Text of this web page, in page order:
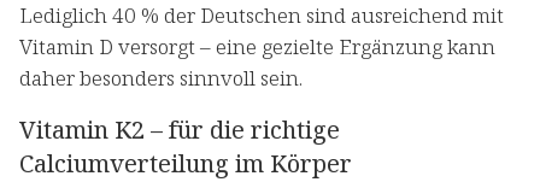
Lediglich 40 % der Deutschen sind ausreichend mit
Vitamin D versorgt – eine gezielte Ergänzung kann
daher besonders sinnvoll sein.
Vitamin K2 – für die richtige
Calciumverteilung im Körper